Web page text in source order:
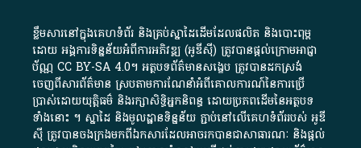
ខ្លឹមសារ​នៅ​ក្នុង​គេហទំព័រ និង​គ្រប់​ស្នា​ដៃ​ដើម​ដែល​ផលិត​ និង​បោះពុម្ព​
ដោយ​ អង្គការ​ទិន្នន័យ​អំពី​ការអភិវឌ្ឍ​​ (អូ​ឌី​ស៊ី)​ ត្រូវ​បាន​ផ្តល់​ក្រោម​អាជ្ញា
ប័ណ្ណ​CC BY-SA 4.0។​ អត្ថបទ​ព័ត៌មាន​សង្ខេប​ ត្រូវ​បាន​ដកស្រង់​
ចេញពី​សារព័ត៌មាន ស្របតាមការ​ណែនាំ​អំពី​គោលការណ៍​នៃ​ការ​ប្រើ
ប្រាស់​ដោយ​យុត្តិធម៌​ និង​រក្សាសិទ្ធិអ្នកនិពន្ធ ដោយ​ប្រភពដើម​នៃ​​អត្ថបទ
ទាំង​នោះ​ ។​ ស្នាដៃ​ និង​មូលដ្ឋាន​ទិន្នន័យ ​ភ្ជាប់​នៅ​លើ​គេហទំព័រ​របស់​ អូ​ឌី​
ស៊ី​ ត្រូវ​បាន​ចងក្រង​មក​ពី​ឯកសារ​ដែល​អាច​រក​បានជា​សាធារណៈ​ និង​ផ្តល់​